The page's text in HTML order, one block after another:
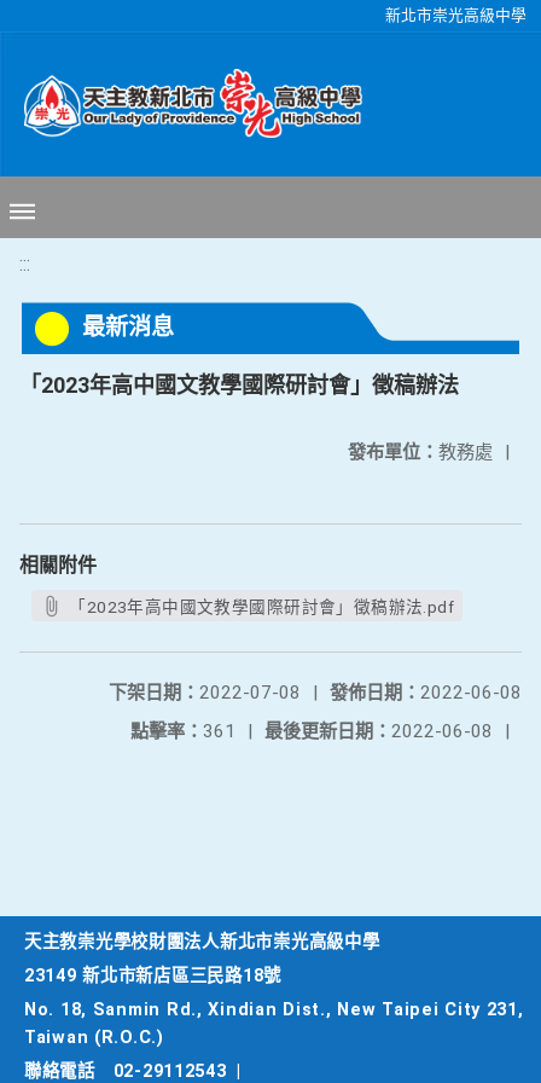
新北市崇光高級中學
:::
最新消息
「2023年高中國文教學國際研討會」徵稿辦法
發布單位： 教務處 |
相關附件
「2023年高中國文教學國際研討會」徵稿辦法.pdf
發佈日期： 2022-06-08
下架日期： 2022-07-08
|
最後更新日期： 2022-06-08 |
點擊率： 361 |
天主教崇光學校財團法人新北市崇光高級中學
23149 新北市新店區三民路18號
No. 18, Sanmin Rd., Xindian Dist., New Taipei City 231,
Taiwan (R.O.C.)
聯絡電話
02-29112543